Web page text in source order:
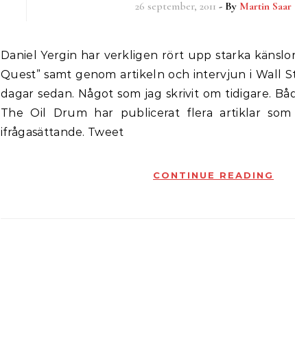
26 september, 2011 - By Martin Saar
Daniel Yergin har verkligen rört upp starka känslor med sin nya bok ”The
Quest” samt genom artikeln och intervjun i Wall
dagar sedan. Något som jag skrivit om tidigare.
The Oil Drum har publicerat flera artiklar
ifrågasättande. Tweet
CONTINUE READING